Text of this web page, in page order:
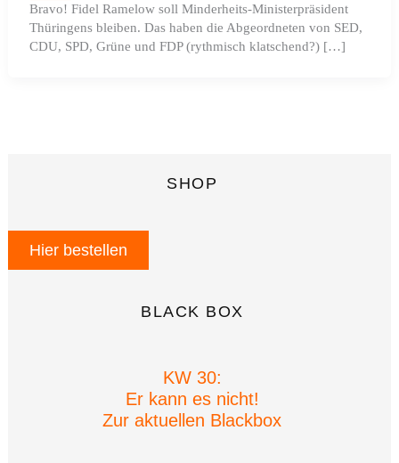
Bravo! Fidel Ramelow soll Minderheits-Ministerpräsident
Thüringens bleiben. Das haben die Abgeordneten von SED,
CDU, SPD, Grüne und FDP (rythmisch klatschend?) […]
SHOP
Hier bestellen
BLACK BOX
KW 30:
Er kann es nicht!
Zur aktuellen Blackbox